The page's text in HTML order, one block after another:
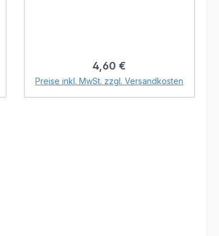
Regulärer Preis:
4,60 €
Preise inkl. MwSt. zzgl. Versandkosten
In den Warenkorb